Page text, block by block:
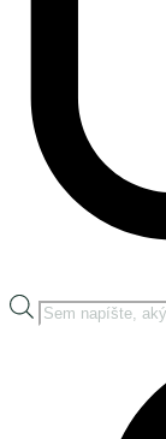
Products
search